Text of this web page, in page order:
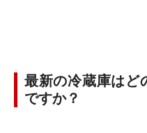
最新の冷蔵庫はど
ですか？